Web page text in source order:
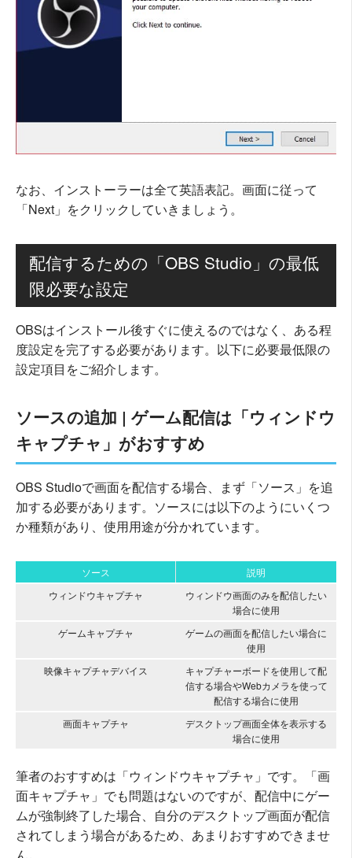
なお、インストーラーは全て英語表記。画面に従って
「Next」をクリックしていきましょう。
配信するための「OBS Studio」の最低
限必要な設定
OBSはインストール後すぐに使えるのではなく、ある程
度設定を完了する必要があります。以下に必要最低限の
設定項目をご紹介します。
ソースの追加 | ゲーム配信は「ウィンドウ
キャプチャ」がおすすめ
OBS Studioで画面を配信する場合、まず「ソース」を追
加する必要があります。ソースには以下のようにいくつ
か種類があり、使用用途が分かれています。
ソース
説明
ウィンドウキャプチャ
ウィンドウ画面のみを配信したい
場合に使用
ゲームキャプチャ
ゲームの画面を配信したい場合に
使用
映像キャプチャデバイス
キャプチャーボードを使用して配
信する場合やWebカメラを使って
配信する場合に使用
画面キャプチャ
デスクトップ画面全体を表示する
場合に使用
筆者のおすすめは「ウィンドウキャプチャ」です。「画
面キャプチャ」でも問題はないのですが、配信中にゲー
ムが強制終了した場合、自分のデスクトップ画面が配信
されてしまう場合があるため、あまりおすすめできませ
ん。